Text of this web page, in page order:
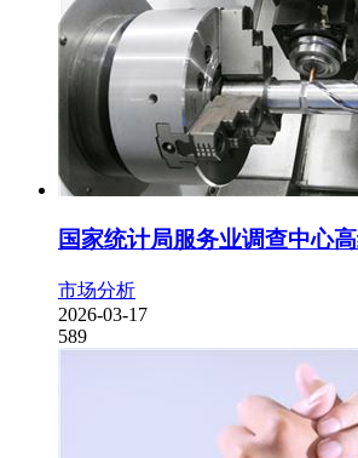
国家统计局服务业调查中心
市场分析
2026-03-17
589